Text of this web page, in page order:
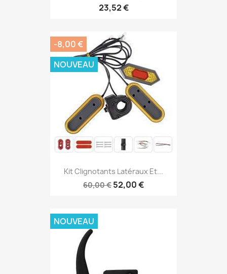
23,52 €
Kit Clignotants Latéraux Et...
60,00 € 52,00 €
-8,00 €
NOUVEAU
NOUVEAU